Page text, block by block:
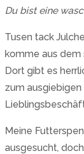
Du bist eine
Tusen tack
komme aus dem
Dort gibt es
zum
Meine
ausgesucht,